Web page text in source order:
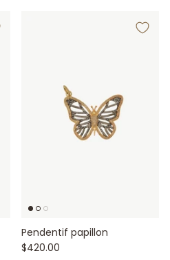
Pendentif papillon
$420.00